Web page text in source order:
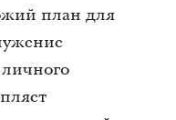
план для